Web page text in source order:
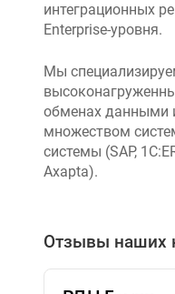
интеграционных
Enterprise-уровня.
Мы
обменах данными
множеством
системы (SAP,
Axapta).
Отзывы наших